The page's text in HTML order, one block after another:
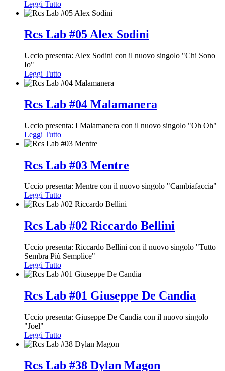
Leggi Tutto
Rcs Lab #05 Alex Sodini
Uccio presenta: Alex Sodini con il nuovo singolo "Chi Sono
Io"
Leggi Tutto
Rcs Lab #04 Malamanera
Uccio presenta: I Malamanera con il nuovo singolo "Oh Oh"
Leggi Tutto
Rcs Lab #03 Mentre
Uccio presenta: Mentre con il nuovo singolo "Cambiafaccia"
Leggi Tutto
Rcs Lab #02 Riccardo Bellini
Uccio presenta: Riccardo Bellini con il nuovo singolo "Tutto
Sembra Più Semplice"
Leggi Tutto
Rcs Lab #01 Giuseppe De Candia
Uccio presenta: Giuseppe De Candia con il nuovo singolo
"Joel"
Leggi Tutto
Rcs Lab #38 Dylan Magon